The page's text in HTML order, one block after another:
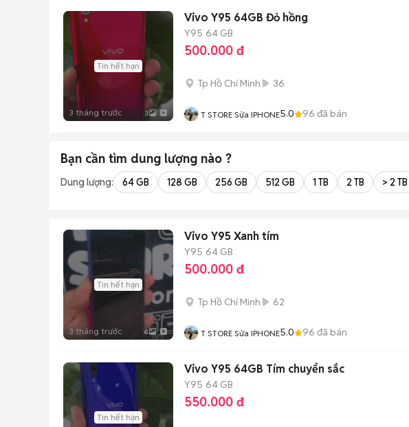
Tin hết hạn
3 tháng trước 3
Vivo Y95 64GB Đỏ hồng
Y95 64 GB
500.000 đ
Tp Hồ Chí Minh 36
T STORE Sửa IPHONE5.0 96 đã bán
Bạn cần tìm dung lượng nào ?
Dung lượng: 64 GB 128 GB 256 GB 512 GB 1 TB 2 TB > 2 TB
Tin hết hạn
3 tháng trước 6
Vivo Y95 Xanh tím
Y95 64 GB
500.000 đ
Tp Hồ Chí Minh 62
T STORE Sửa IPHONE5.0 96 đã bán
Tin hết hạn
Vivo Y95 64GB Tím chuyển sắc
Y95 64 GB
550.000 đ